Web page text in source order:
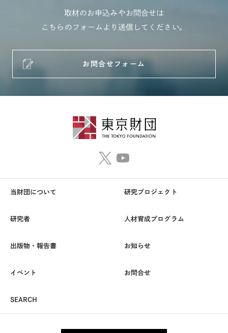
取材のお申込みやお問合せは
こちらのフォームより送信してください。
お問合せフォーム
当財団について 研究プロジェクト
研究者 人材育成プログラム
出版物・報告書 お知らせ
イベント お問合せ
SEARCH